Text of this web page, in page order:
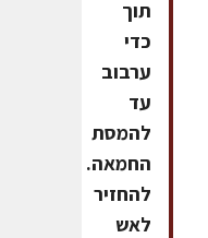
תוך
כדי
ערבוב
עד
להמסת
החמאה.
להחזיר
לאש